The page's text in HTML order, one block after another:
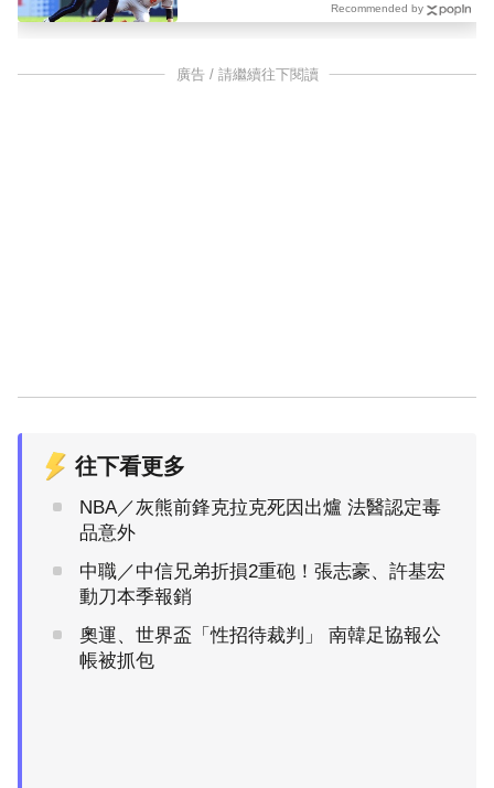
Recommended by
廣告 / 請繼續往下閱讀
往下看更多
NBA／灰熊前鋒克拉克死因出爐 法醫認定毒
品意外
中職／中信兄弟折損2重砲！張志豪、許基宏
動刀本季報銷
奧運、世界盃「性招待裁判」 南韓足協報公
帳被抓包